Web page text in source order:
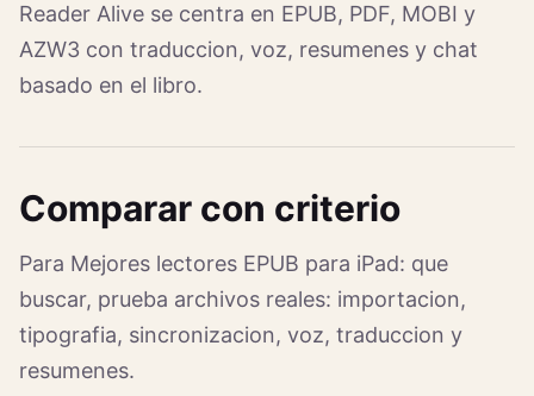
Reader Alive se centra en EPUB, PDF, MOBI y
AZW3 con traduccion, voz, resumenes y chat
basado en el libro.
Comparar con criterio
Para Mejores lectores EPUB para iPad: que
buscar, prueba archivos reales: importacion,
tipografia, sincronizacion, voz, traduccion y
resumenes.